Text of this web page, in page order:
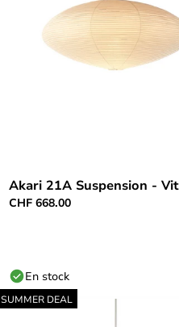
Akari 21A Suspension -
CHF 668.00
En stock
SUMMER DEAL